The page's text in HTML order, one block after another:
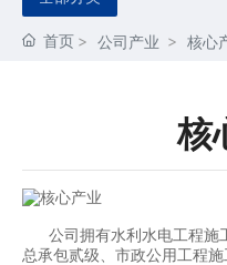
首页 公司产业 核心
核
公司拥有水利水电工程施
总承包贰级、市政公用工程